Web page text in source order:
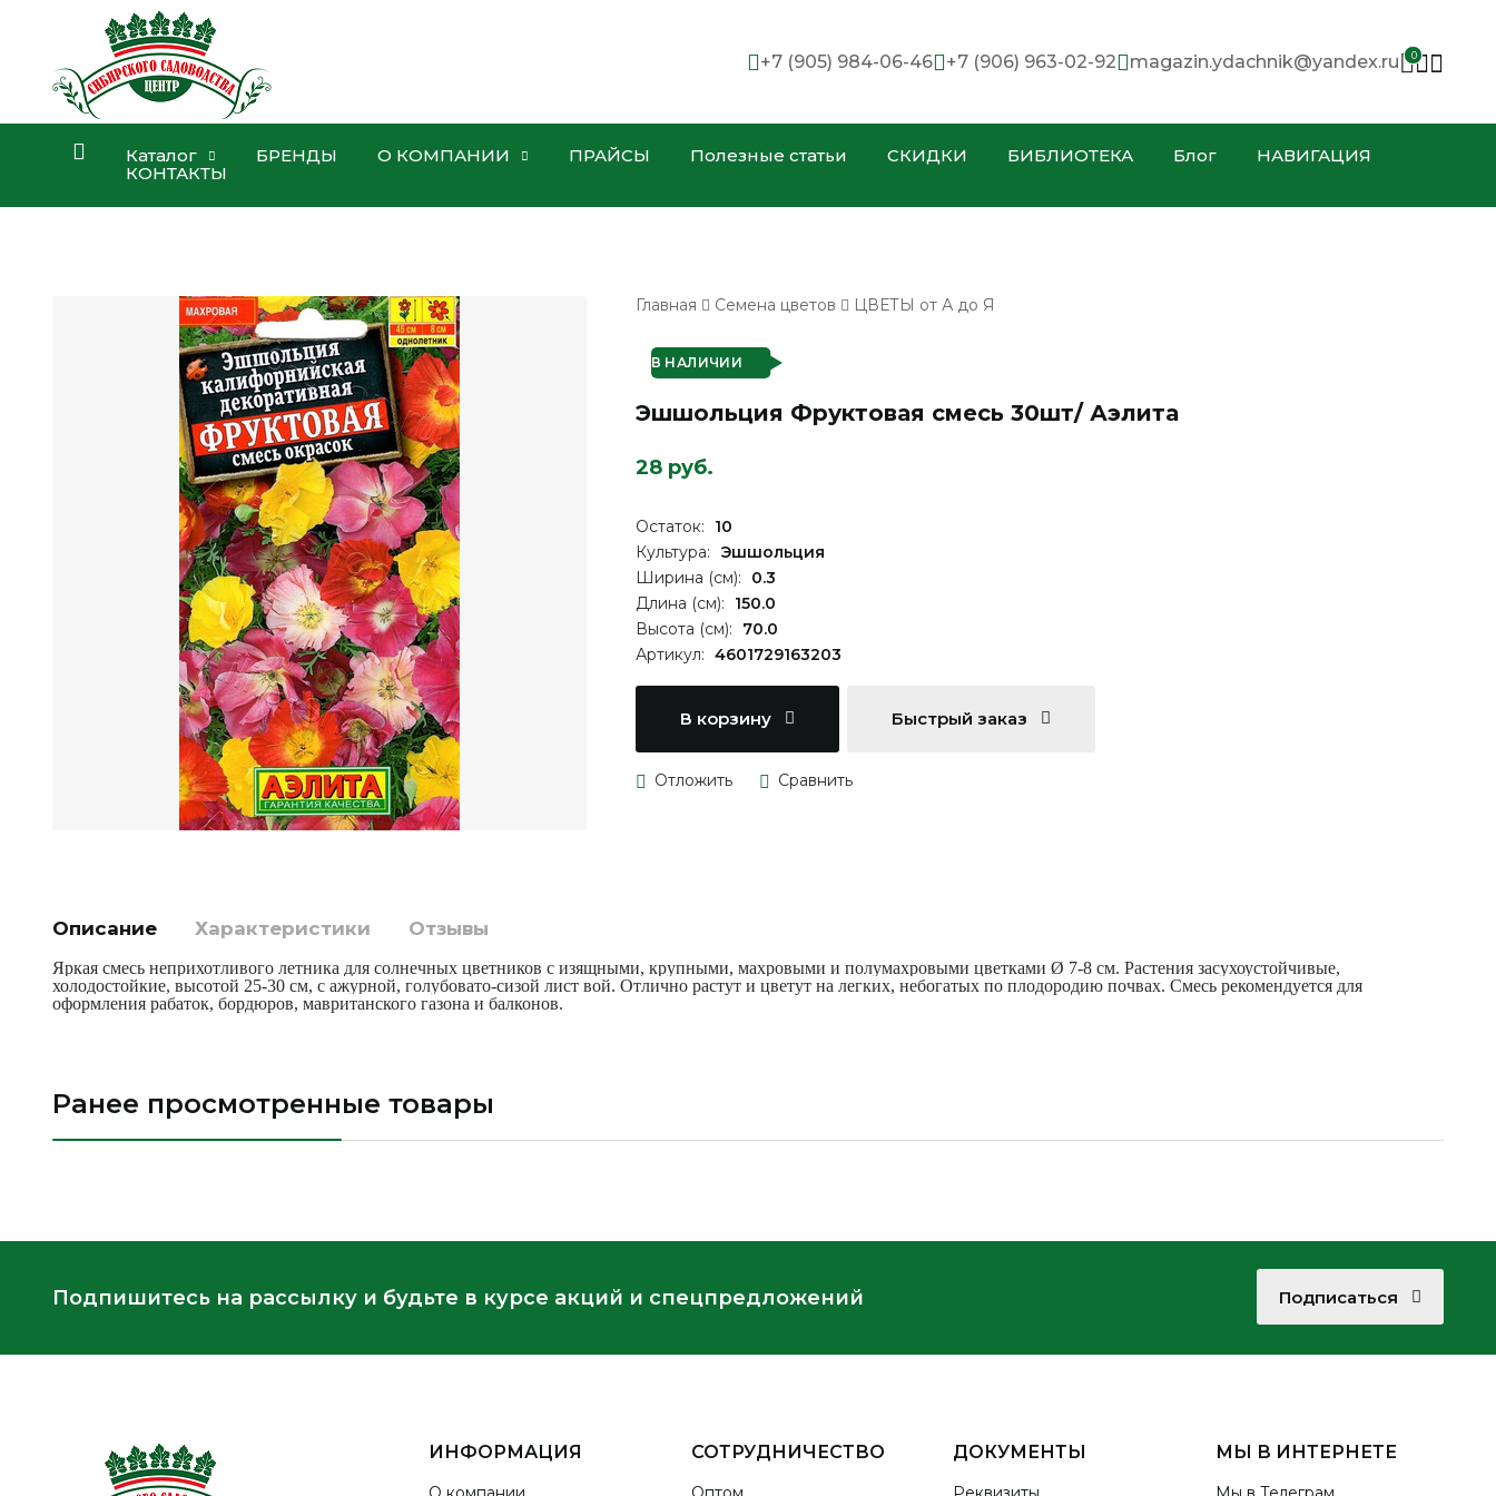
+7 (905) 984-06-46 +7 (906) 963-02-92 magazin.ydachnik@yandex.ru 0
Каталог БРЕНДЫ О КОМПАНИИ ПРАЙСЫ Полезные статьи СКИДКИ БИБЛИОТЕКА Блог
НАВИГАЦИЯ
КОНТАКТЫ
Главная Семена цветов ЦВЕТЫ от А до Я
В НАЛИЧИИ
Эшшольция Фруктовая смесь 30шт/ Аэлита
28 руб.
Остаток:
10
Культура:
Эшшольция
Ширина (см):
0.3
Длина (см):
150.0
Высота (см):
70.0
Артикул: 4601729163203
В корзину Быстрый заказ
Описание Характеристики Отзывы
Яркая смесь неприхотливого летника для солнечных цветников с изящными, крупными, махровыми и полумахровыми цветками Ø 7-8 см. Растения засухоустойчивые,
холодостойкие, высотой 25-30 см, с ажурной, голубовато-сизой лист вой. Отлично растут и цветут на легких, небогатых по плодородию почвах. Смесь рекомендуется для
оформления рабаток, бордюров, мавританского газона и балконов.
Ранее просмотренные товары
Подпишитесь на рассылку и будьте в курсе акций и спецпредложений Подписаться
ИНФОРМАЦИЯ СОТРУДНИЧЕСТВО ДОКУМЕНТЫ МЫ В ИНТЕРНЕТЕ